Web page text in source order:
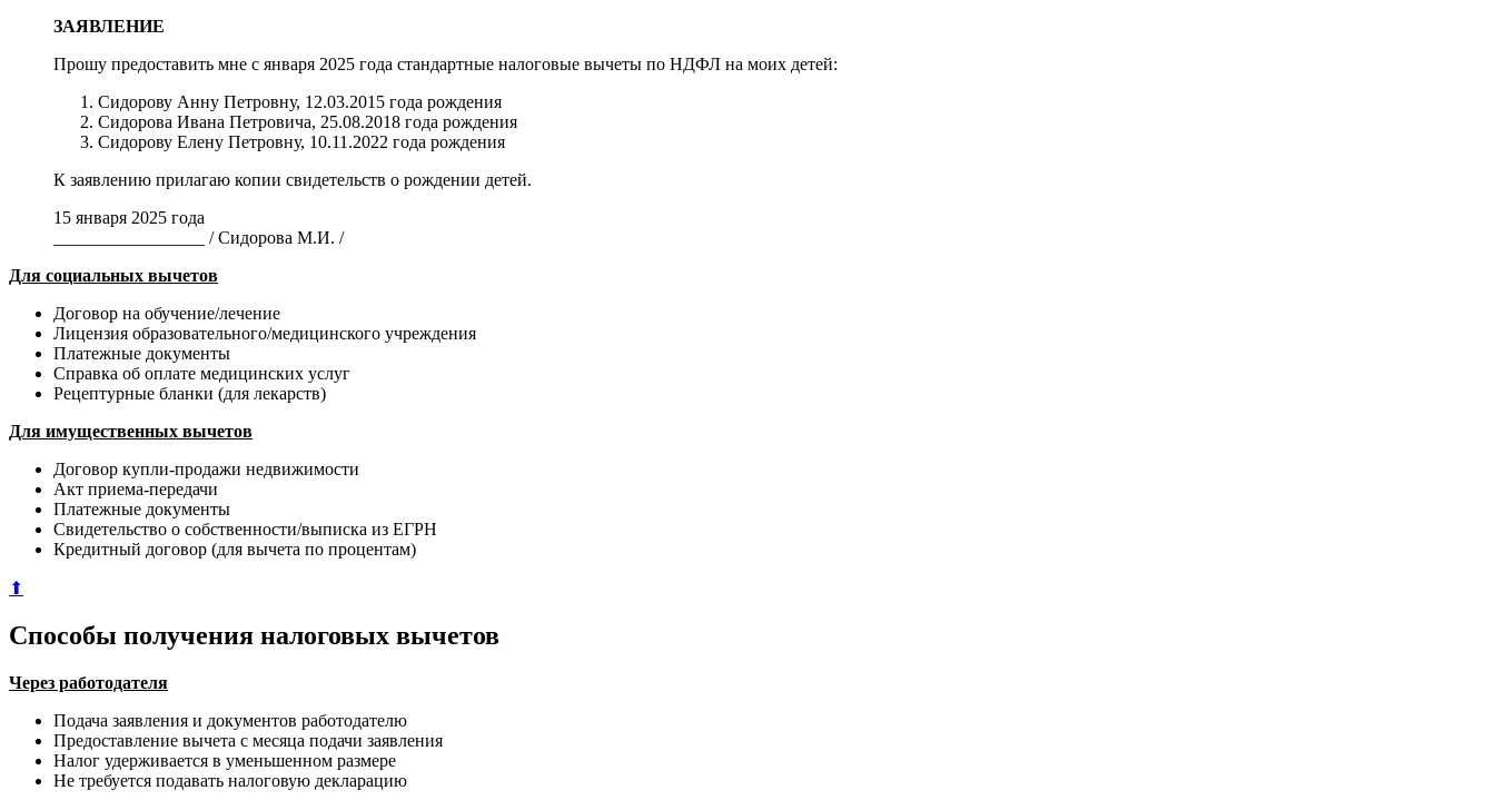
ЗАЯВЛЕНИЕ
Прошу предоставить мне с января 2025 года стандартные налоговые вычеты по НДФЛ на моих детей:
Сидорову Анну Петровну, 12.03.2015 года рождения
Сидорова Ивана Петровича, 25.08.2018 года рождения
Сидорову Елену Петровну, 10.11.2022 года рождения
К заявлению прилагаю копии свидетельств о рождении детей.
15 января 2025 года
_________________ / Сидорова М.И. /
Для социальных вычетов
Договор на обучение/лечение
Лицензия образовательного/медицинского учреждения
Платежные документы
Справка об оплате медицинских услуг
Рецептурные бланки (для лекарств)
Для имущественных вычетов
Договор купли-продажи недвижимости
Акт приема-передачи
Платежные документы
Свидетельство о собственности/выписка из ЕГРН
Кредитный договор (для вычета по процентам)
⬆
Способы получения налоговых вычетов
Через работодателя
Подача заявления и документов работодателю
Предоставление вычета с месяца подачи заявления
Налог удерживается в уменьшенном размере
Не требуется подавать налоговую декларацию